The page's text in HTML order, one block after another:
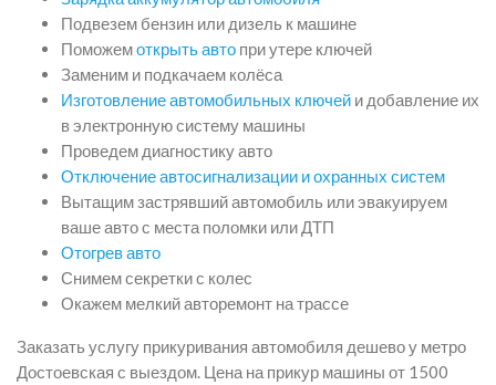
Подвезем бензин или дизель к машине
Поможемоткрыть авто при утере ключей
Заменим и подкачаем колёса
Изготовление автомобильных ключей и добавление их
в электронную систему машины
Проведем диагностику авто
Отключение автосигнализации и охранных систем
Вытащим застрявший автомобиль или эвакуируем
ваше авто с места поломки или ДТП
Отогрев авто
Снимем секретки с колес
Окажем мелкий авторемонт на трассе
Заказать услугу прикуривания автомобиля дешево у метро
Достоевская с выездом. Цена на прикур машины от 1500